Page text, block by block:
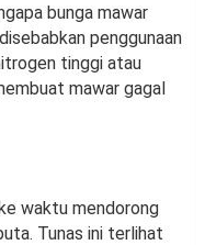
bunga mawar
penggunaan
tinggi atau
mawar gagal
waktu mendorong
Tunas ini terlihat